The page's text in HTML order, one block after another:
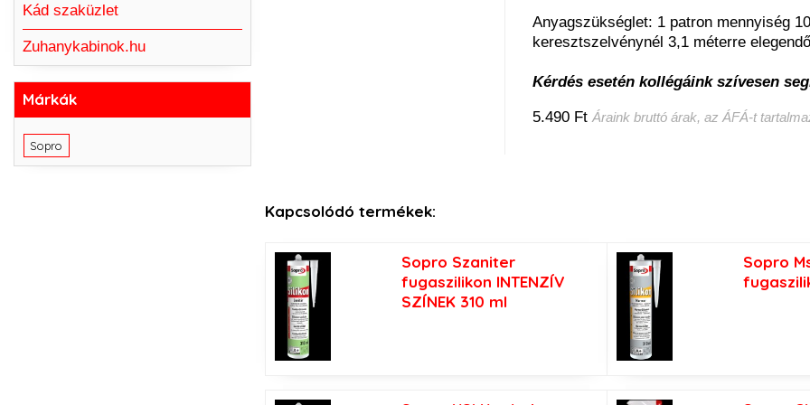
Anyagszükséglet: 1 patron mennyiség
keresztszelvénynél 3,1 méterre
Kérdés esetén kollégáink szívesen
5.490 Ft Áraink bruttó árak, az ÁFÁ-t
Kapcsolódó termékek:
Sopro Szaniter
fugaszilikon INTENZÍV
SZÍNEK 310 ml
Sopro
Kád szaküzlet
Zuhanykabinok.hu
Márkák
Sopro